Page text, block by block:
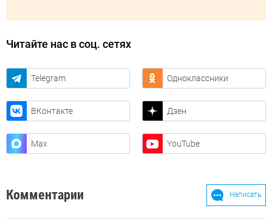
Читайте нас в соц. сетях
Telegram Одноклассники
ВКонтакте Дзен
Max YouTube
Комментарии Написать